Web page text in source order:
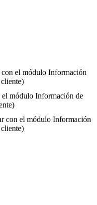
el módulo Información
módulo Información de
con el módulo Información